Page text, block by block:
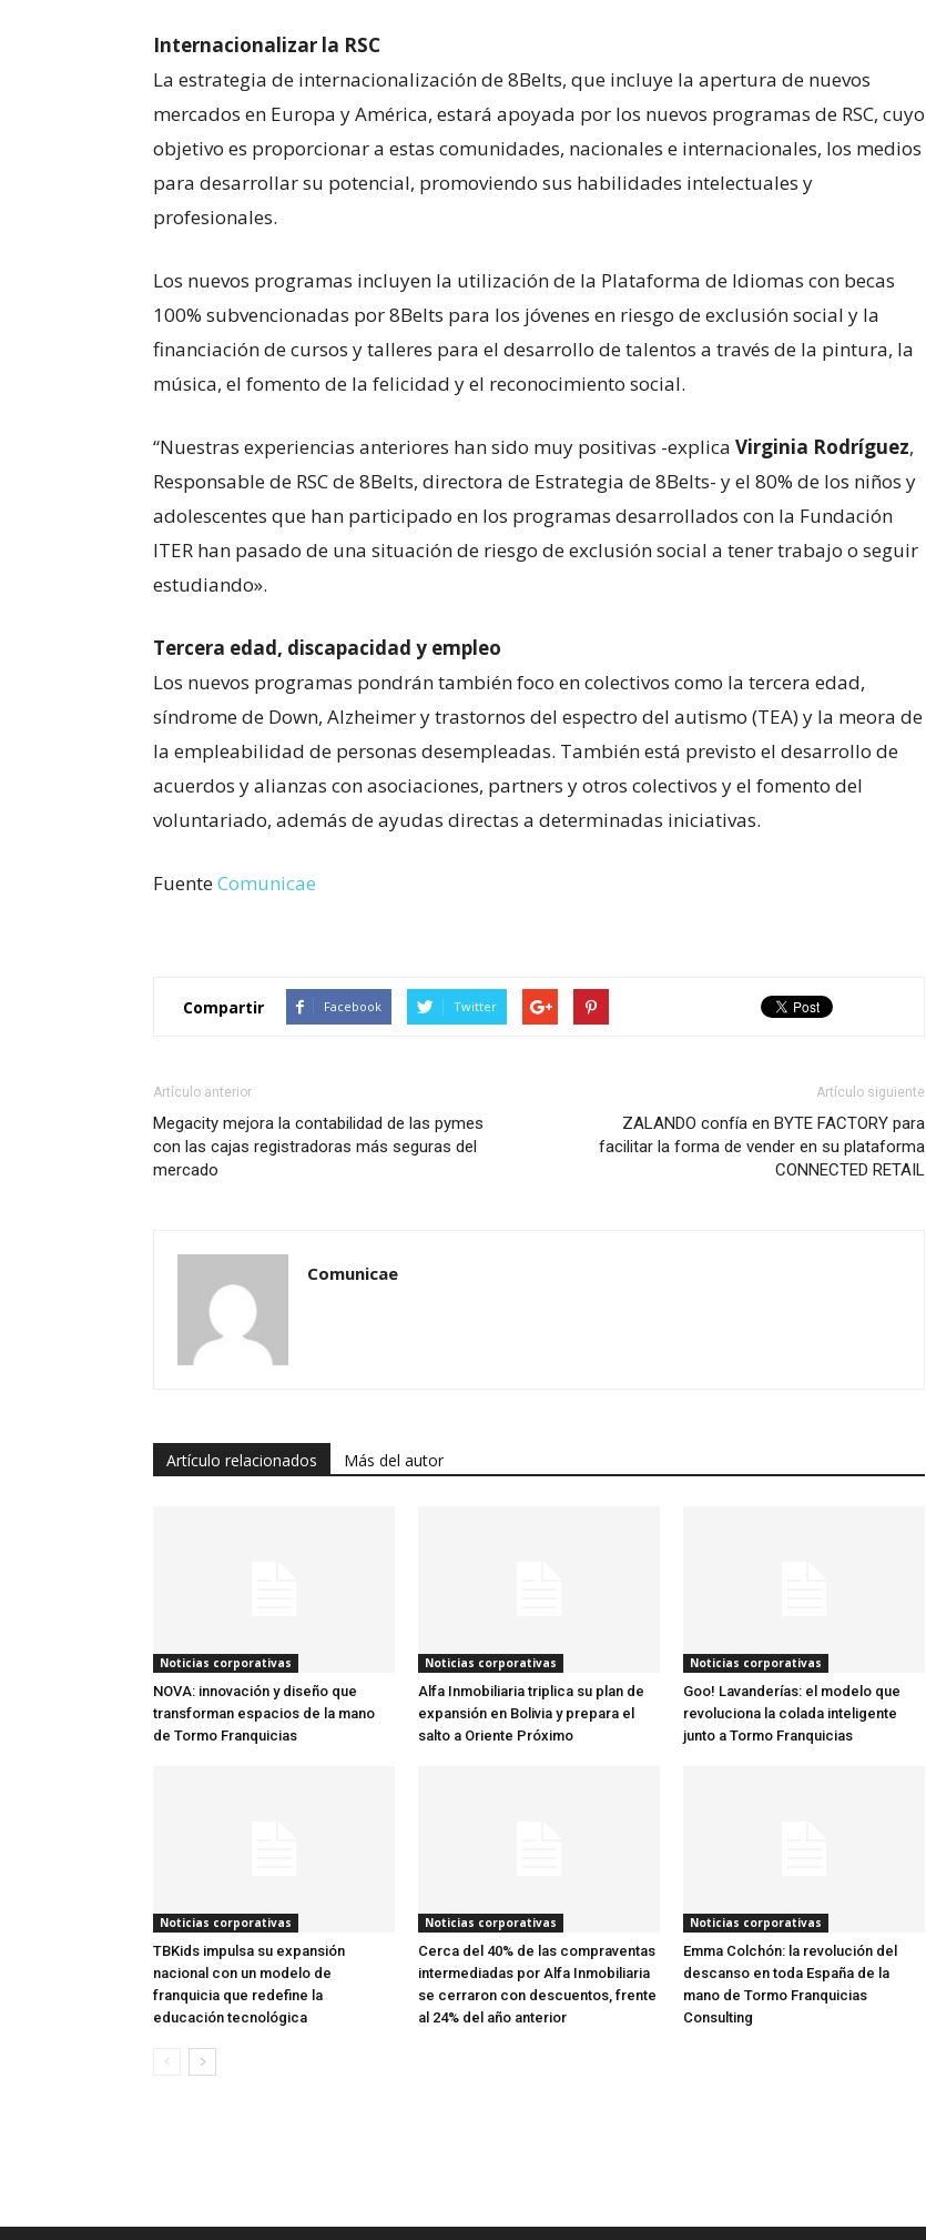
Internacionalizar la RSC
La estrategia de internacionalización de 8Belts, que incluye la apertura de nuevos
mercados en Europa y América, estará apoyada por los nuevos programas de RSC, cuyo
objetivo es proporcionar a estas comunidades, nacionales e internacionales, los medios
para desarrollar su potencial, promoviendo sus habilidades intelectuales y
profesionales.
Los nuevos programas incluyen la utilización de la Plataforma de Idiomas con becas
100% subvencionadas por 8Belts para los jóvenes en riesgo de exclusión social y la
financiación de cursos y talleres para el desarrollo de talentos a través de la pintura, la
música, el fomento de la felicidad y el reconocimiento social.
“Nuestras experiencias anteriores han sido muy positivas -explica Virginia Rodríguez,
Responsable de RSC de 8Belts, directora de Estrategia de 8Belts- y el 80% de los niños y
adolescentes que han participado en los programas desarrollados con la Fundación
ITER han pasado de una situación de riesgo de exclusión social a tener trabajo o seguir
estudiando».
Tercera edad, discapacidad y empleo
Los nuevos programas pondrán también foco en colectivos como la tercera edad,
síndrome de Down, Alzheimer y trastornos del espectro del autismo (TEA) y la meora de
la empleabilidad de personas desempleadas. También está previsto el desarrollo de
acuerdos y alianzas con asociaciones, partners y otros colectivos y el fomento del
voluntariado, además de ayudas directas a determinadas iniciativas.
FuenteComunicae
Compartir Facebook Twitter
Artículo anterior
Megacity mejora la contabilidad de las pymes
con las cajas registradoras más seguras del
mercado
Artículo siguiente
ZALANDO confía en BYTE FACTORY para
facilitar la forma de vender en su plataforma
CONNECTED RETAIL
Comunicae
Artículo relacionados Más del autor
Noticias corporativas
NOVA: innovación y diseño que
transforman espacios de la mano
de Tormo Franquicias
Noticias corporativas
Alfa Inmobiliaria triplica su plan de
expansión en Bolivia y prepara el
salto a Oriente Próximo
Noticias corporativas
Goo! Lavanderías: el modelo que
revoluciona la colada inteligente
junto a Tormo Franquicias
Noticias corporativas
TBKids impulsa su expansión
nacional con un modelo de
franquicia que redefine la
educación tecnológica
Noticias corporativas
Cerca del 40% de las compraventas
intermediadas por Alfa Inmobiliaria
se cerraron con descuentos, frente
al 24% del año anterior
Noticias corporativas
Emma Colchón: la revolución del
descanso en toda España de la
mano de Tormo Franquicias
Consulting